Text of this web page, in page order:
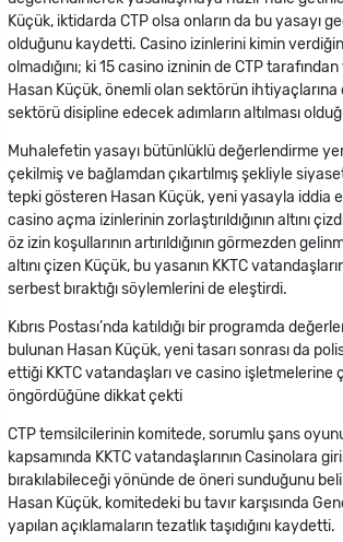
Küçük, iktidarda CTP olsa onların da bu yasayı
olduğunu kaydetti. Casino izinlerini kimin
olmadığını; ki 15 casino izninin de CTP
Hasan Küçük, önemli olan sektörün
sektörü disipline edecek adımların altılması
Muhalefetin yasayı bütünlüklü değerlendirme
çekilmiş ve bağlamdan çıkartılmış şekliyle
tepki gösteren Hasan Küçük, yeni yasayla iddia
casino açma izinlerinin zorlaştırıldığının altını
öz izin koşullarının artırıldığının görmezden
altını çizen Küçük, bu yasanın KKTC
serbest bıraktığı söylemlerini de eleştirdi.
Kıbrıs Postası’nda katıldığı bir programda
bulunan Hasan Küçük, yeni tasarı sonrası da
ettiği KKTC vatandaşları ve casino işletmelerine
öngördüğüne dikkat çekti
CTP temsilcilerinin komitede, sorumlu şans
kapsamında KKTC vatandaşlarının Casinolara
bırakılabileceği yönünde de öneri sunduğunu
Hasan Küçük, komitedeki bu tavır karşısında
yapılan açıklamaların tezatlık taşıdığını kaydetti.